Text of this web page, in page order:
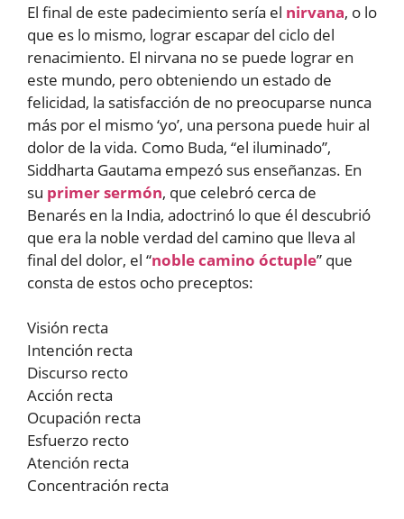
El final de este padecimiento sería el nirvana, o lo
que es lo mismo, lograr escapar del ciclo del
renacimiento. El nirvana no se puede lograr en
este mundo, pero obteniendo un estado de
felicidad, la satisfacción de no preocuparse nunca
más por el mismo ‘yo’, una persona puede huir al
dolor de la vida. Como Buda, “el iluminado”,
Siddharta Gautama empezó sus enseñanzas. En
su primer sermón, que celebró cerca de
Benarés en la India, adoctrinó lo que él descubrió
que era la noble verdad del camino que lleva al
final del dolor, el “noble camino óctuple” que
consta de estos ocho preceptos:
Visión recta
Intención recta
Discurso recto
Acción recta
Ocupación recta
Esfuerzo recto
Atención recta
Concentración recta